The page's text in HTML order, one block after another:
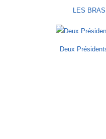
LES
Deux